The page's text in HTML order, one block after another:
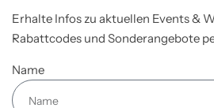
Erhalte Infos zu aktuellen Events &
Rabattcodes und Sonderangebote
Name